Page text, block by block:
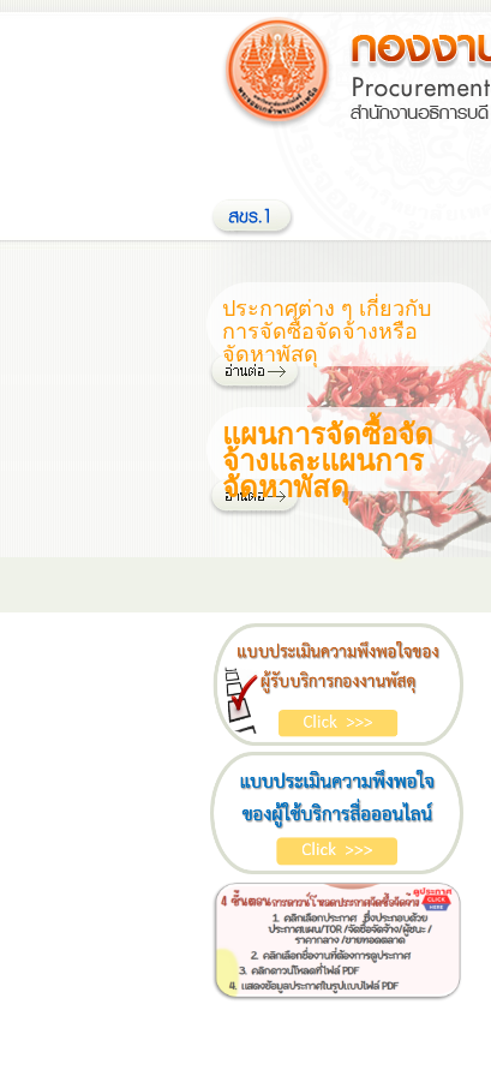
ประกาศต่าง ๆ เกี่ยวกับ
การจัดซื้อจัดจ้างหรือ
จัดหาพัสดุ
แผนการจัดซื้อจัด
จ้างและแผนการ
จัดหาพัสดุ